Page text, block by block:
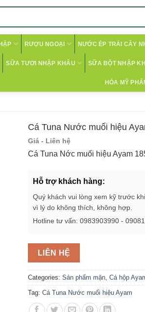
RƯỢU NGOẠI NƯỚC ÉP TRÁI CÂY
SỮA TƯƠI NHẬP KHẨU SỮA BỘT NHẬP
HÓA MỸ
Cá Tuna Nước muối hiệu
Giá - Liên hệ
Cá Tuna N­ớc muối hiệu Ayam
Hỗ trợ khách hàng:
Quý khách vui lòng xem kỹ trước
vì lý do không thích, không hợp.
Hotline tư vấn: 0983903990 -
LIÊN HỆ
Categories: Sản phẩm mặn, Cá hộp
Tag: Cá Tuna Nước muối hiệu Ayam